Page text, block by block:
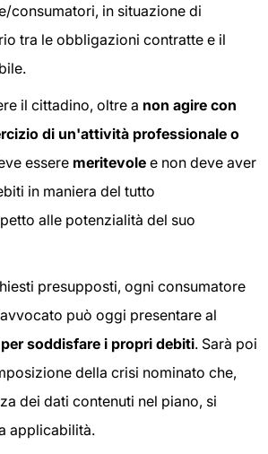
consumatori, in situazione di
tra le obbligazioni contratte e il
il cittadino, oltre a non agire con
di un'attività professionale o
essere meritevole e non deve aver
in maniera del tutto
alle potenzialità del suo
presupposti, ogni consumatore
può oggi presentare al
soddisfare i propri debiti. Sarà poi
della crisi nominato che,
dei dati contenuti nel piano, si
applicabilità.